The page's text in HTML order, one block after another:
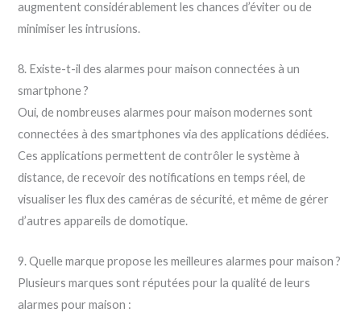
augmentent considérablement les chances d’éviter ou de
minimiser les intrusions.
8. Existe-t-il des alarmes pour maison connectées à un
smartphone ?
Oui, de nombreuses alarmes pour maison modernes sont
connectées à des smartphones via des applications dédiées.
Ces applications permettent de contrôler le système à
distance, de recevoir des notifications en temps réel, de
visualiser les flux des caméras de sécurité, et même de gérer
d’autres appareils de domotique.
9. Quelle marque propose les meilleures alarmes pour maison ?
Plusieurs marques sont réputées pour la qualité de leurs
alarmes pour maison :